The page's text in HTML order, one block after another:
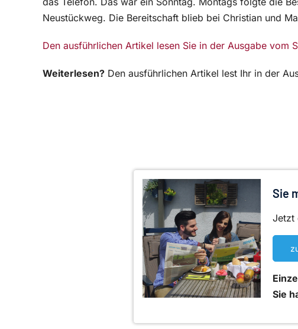
Neustückweg. Die Bereitschaft blieb bei Christian und
Den ausführlichen Artikel lesen Sie in der Ausgabe vom
Weiterlesen? Den ausführlichen Artikel lest Ihr in der
Sie
Jetzt
Sie